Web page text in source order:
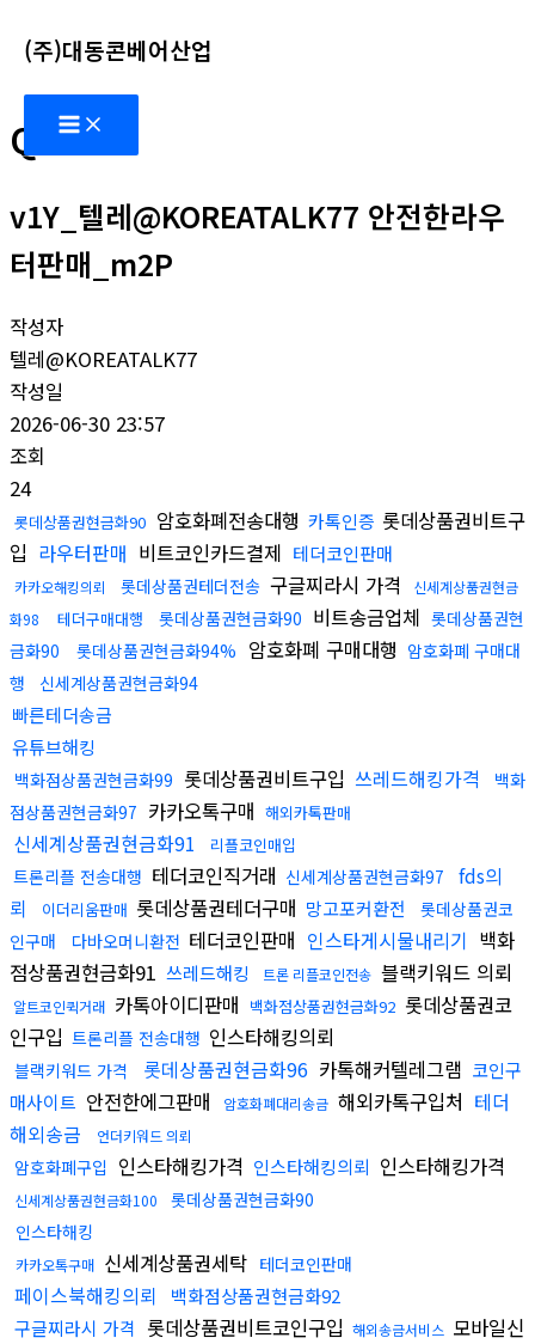
텐
츠
로
건
뛰
기
(주)대동콘베어산업
Main
Menu
Q&A
v1Y_텔레@KOREATALK77 안전한라우
터판매_m2P
작성자
텔레@KOREATALK77
작성일
2026-06-30 23:57
조회
24
롯데상품권현금화90 암호화폐전송대행 카톡인증 롯데상품권비트구
입 라우터판매 비트코인카드결제 테더코인판매
카카오해킹의뢰 롯데상품권테더전송 구글찌라시 가격
신세계상품권현금
화98
테더구매대행 롯데상품권현금화90 비트송금업체 롯데상품권현
금화90
롯데상품권현금화94% 암호화폐 구매대행 암호화폐 구매대
행
신세계상품권현금화94
빠른테더송금
유튜브해킹
백화점상품권현금화99 롯데상품권비트구입 쓰레드해킹가격
백화
점상품권현금화97 카카오톡구매 해외카톡판매
신세계상품권현금화91 리플코인매입
트론리플 전송대행 테더코인직거래 신세계상품권현금화97
fds의
뢰
이더리움판매 롯데상품권테더구매 망고포커환전
롯데상품권코
인구매
다바오머니환전 테더코인판매 인스타게시물내리기 백화
점상품권현금화91 쓰레드해킹 트론 리플코인전송 블랙키워드 의뢰
알트코인퀵거래 카톡아이디판매 백화점상품권현금화92 롯데상품권코
인구입 트론리플 전송대행 인스타해킹의뢰
블랙키워드 가격 롯데상품권현금화96 카톡해커텔레그램 코인구
매사이트 안전한에그판매 암호화폐대리송금 해외카톡구입처 테더
해외송금
언더키워드 의뢰
암호화폐구입 인스타해킹가격 인스타해킹의뢰 인스타해킹가격
신세계상품권현금화100
롯데상품권현금화90
인스타해킹
카카오톡구매 신세계상품권세탁 테더코인판매
페이스북해킹의뢰
백화점상품권현금화92
구글찌라시 가격 롯데상품권비트코인구입 해외송금서비스 모바일신